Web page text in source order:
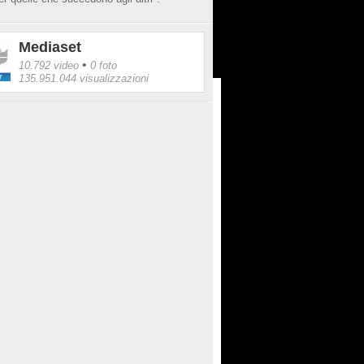
Mediaset
10.792 video • 0 foto
135.951.044 visualizzazioni